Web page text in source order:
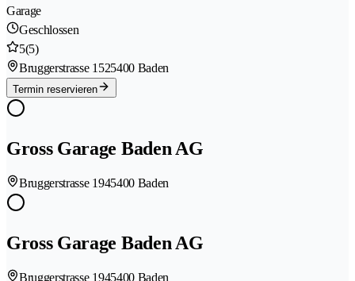
Garage
Geschlossen
5(5)
Bruggerstrasse 1525400 Baden
Termin reservieren
Gross Garage Baden AG
Bruggerstrasse 1945400 Baden
Gross Garage Baden AG
Bruggerstrasse 1945400 Baden